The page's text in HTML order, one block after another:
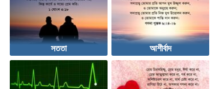
সততা আশীর্বাদ